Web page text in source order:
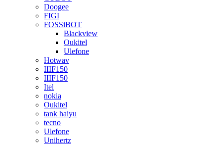
Doogee
FIGI
FOSSiBOT
Blackview
Oukitel
Ulefone
Hotwav
IIIF150
IIIF150
Itel
nokia
Oukitel
tank haiyu
tecno
Ulefone
Unihertz